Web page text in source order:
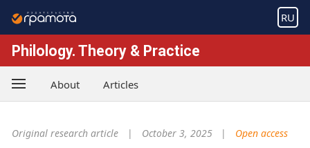
RU
Philology. Theory & Practice
About Articles
Original research article October 3, 2025 Open access